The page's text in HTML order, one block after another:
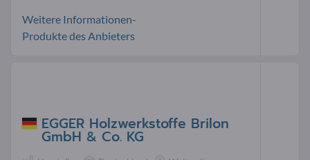
Weitere Informationen-
Produkte des Anbieters
EGGER Holzwerkstoffe Brilon
GmbH & Co. KG